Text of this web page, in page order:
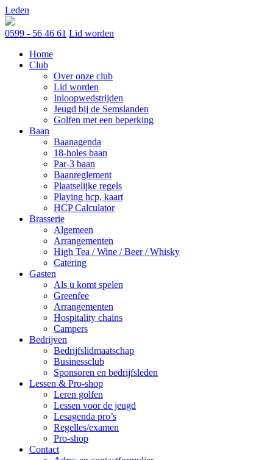
Skip
to
content
Leden
0599 - 56 46 61 Lid worden
Home
Club
Over onze club
Lid worden
Inloopwedstrijden
Jeugd bij de Semslanden
Golfen met een beperking
Baan
Baanagenda
18-holes baan
Par-3 baan
Baanreglement
Plaatselijke regels
Playing hcp, kaart
HCP Calculator
Brasserie
Algemeen
Arrangementen
High Tea / Wine / Beer / Whisky
Catering
Gasten
Als u komt spelen
Greenfee
Arrangementen
Hospitality chains
Campers
Bedrijven
Bedrijfslidmaatschap
Businessclub
Sponsoren en bedrijfsleden
Lessen & Pro-shop
Leren golfen
Lessen voor de jeugd
Lesagenda pro’s
Regelles/examen
Pro-shop
Contact